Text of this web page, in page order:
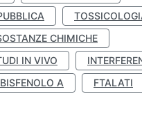
CHIMICHE
IN VIVO
BISFENOLO A
FTALATI